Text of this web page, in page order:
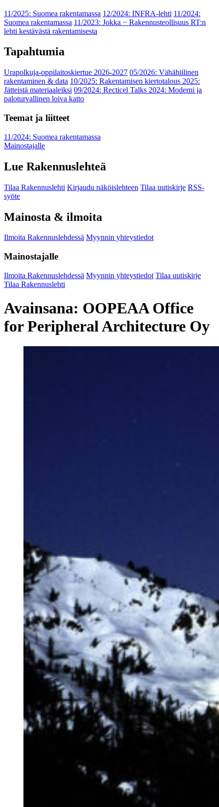
11/2025: Suomea rakentamassa 12/2024: INFRA-lehti 11/2024:
Suomea rakentamassa 11/2023: Jokka − Rakennusteollisuus RT:n
lehti kestävästä rakentamisesta
Tapahtumia
Urapolkuja-oppilaitoskiertue 2026-2027 05/2026: Vähähiilinen
rakentaminen & data 10/2025: Rakentamisen kiertotalous 2025:
Jätteistä materiaaleiksi 09/2024: Recticel Talks 2024: Moderni ja
paloturvallinen loiva katto
Teemat ja liitteet
11/2024: Suomea rakentamassa
Mainostajalle
Lue Rakennuslehteä
Tilaa Rakennuslehti Kirjaudu näköislehteen Tilaa uutiskirje RSS-
syöte
Mainosta & ilmoita
Ilmoita Rakennuslehdessä Myynnin yhteystiedot
Mainostajalle
Ilmoita Rakennuslehdessä Myynnin yhteystiedot Tilaa uutiskirje
Tilaa Rakennuslehti
Avainsana: OOPEAA Office
for Peripheral Architecture Oy